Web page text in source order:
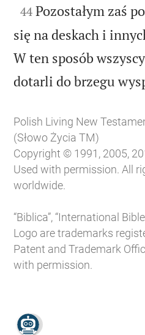

44 Pozostałym zaś
się na deskach i
W ten sposób
dotarli do brzegu
Polish Living New
(Słowo Życia TM)
Copyright © 1991, 2005,
Used with permission. All
worldwide.
“Biblica”, “International
Logo are trademarks
Patent and Trademark
with permission.